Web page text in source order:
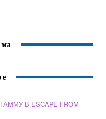
В ESCAPE FROM